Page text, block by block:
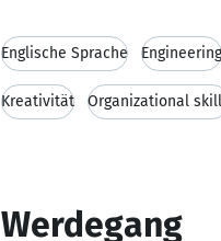
Englische Sprache Engineering
Kreativität Organizational
Werdegang